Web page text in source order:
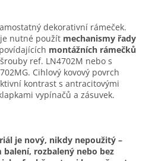
dekorativní rámeček.
nutné použít mechanismy řady
montážních rámečků
ref. LN4702M nebo s
Cihlový kovový povrch
kontrast s antracitovými
vypínačů a zásuvek.
je nový, nikdy nepoužitý –
rozbalený nebo bez